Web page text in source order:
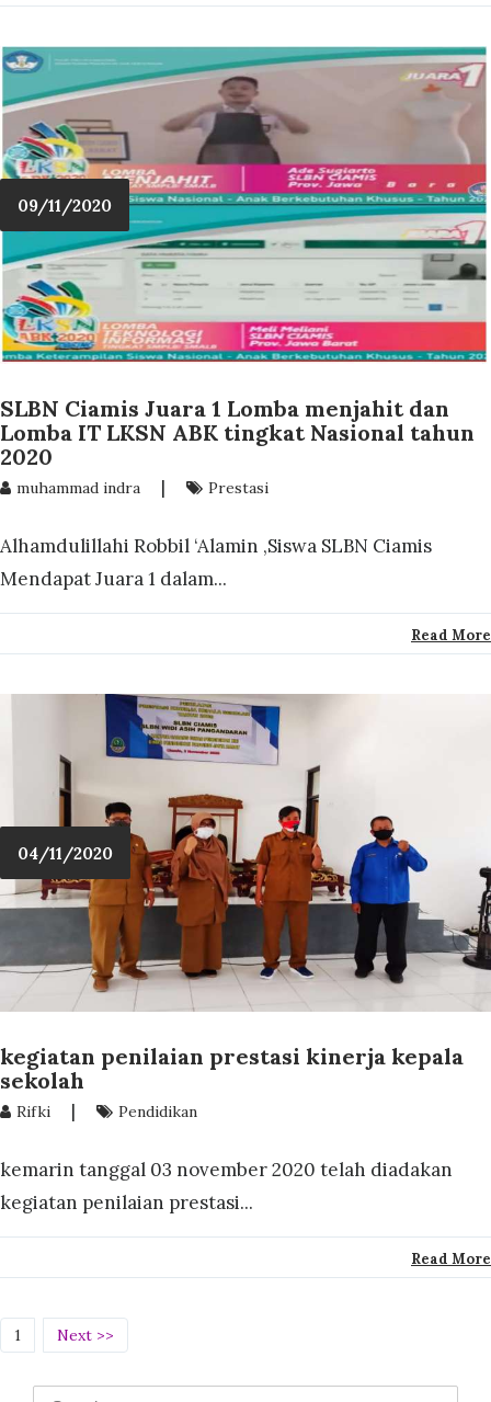
09/11/2020
SLBN Ciamis Juara 1 Lomba menjahit dan
Lomba IT LKSN ABK tingkat Nasional tahun
2020
muhammad indra | Prestasi
Alhamdulillahi Robbil ‘Alamin ,Siswa SLBN Ciamis
Mendapat Juara 1 dalam...
Read More
04/11/2020
kegiatan penilaian prestasi kinerja kepala
sekolah
Rifki | Pendidikan
kemarin tanggal 03 november 2020 telah diadakan
kegiatan penilaian prestasi...
Read More
1 (current)Next >>